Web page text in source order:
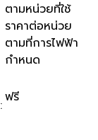
ตามหน่วยที่ใช้
ราคาต่อหน่วย
ตามที่การไฟฟ้า
กำหนด
:ฟรี